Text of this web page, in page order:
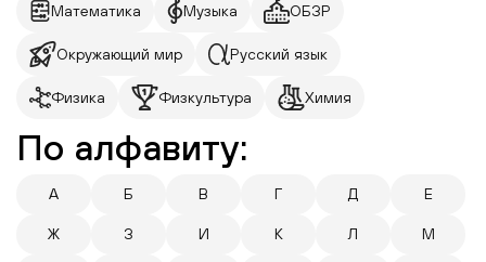
Математика Музыка ОБЗР
Окружающий мир Русский язык
Физика Физкультура Химия
По алфавиту:
А Б В Г Д Е
Ж З И К Л М